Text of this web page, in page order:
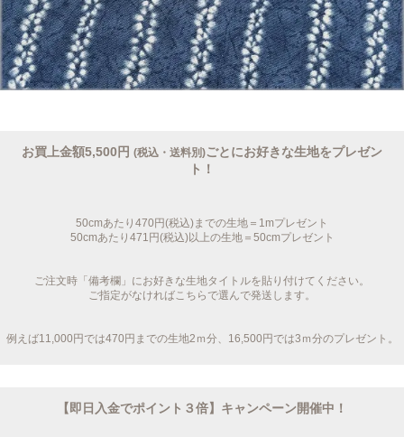
お買上金額5,500円 (税込・送料別)ごとにお好きな生地をプレゼン
ト！
50cmあたり470円(税込)までの生地＝1mプレゼント
50cmあたり471円(税込)以上の生地＝50cmプレゼント
ご注文時「備考欄」にお好きな生地タイトルを貼り付けてください。
ご指定がなければこちらで選んで発送します。
例えば11,000円では470円までの生地2ｍ分、16,500円では3ｍ分のプレゼント。
【即日入金でポイント３倍】キャンペーン開催中！